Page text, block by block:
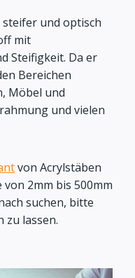
und optisch
mit
Steifigkeit. Da er
Bereichen
Möbel und
und vielen
von Acrylstäben
2mm bis 500mm
suchen, bitte
zu lassen.